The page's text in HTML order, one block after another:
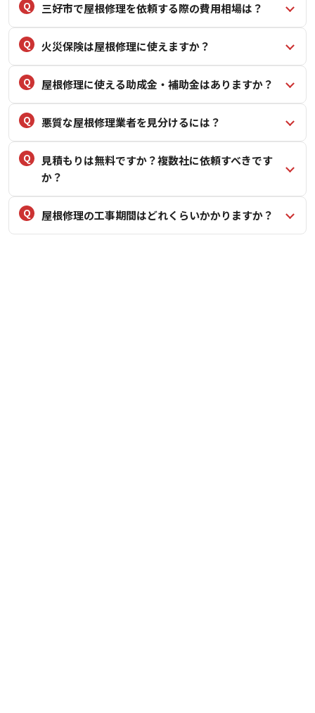
三好市で屋根修理を依頼する際の費用相場は？
火災保険は屋根修理に使えますか？
屋根修理に使える助成金・補助金はありますか？
悪質な屋根修理業者を見分けるには？
見積もりは無料ですか？複数社に依頼すべきです
か？
屋根修理の工事期間はどれくらいかかりますか？